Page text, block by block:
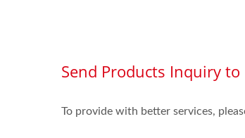
要なデバイスに最適で、エネルギー
は、ニーズに応じて異なる色や明る